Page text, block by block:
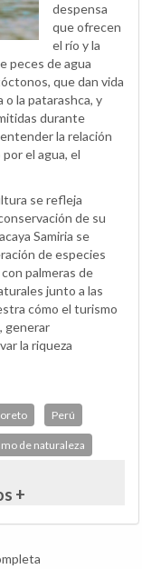
despensa
que ofrecen
el río y la
peces de agua
que dan vida
o la patarashca, y
durante
la relación
el agua, el
se refleja
de su
Samiria se
de especies
palmeras de
junto a las
cómo el turismo
generar
la riqueza
Perú
de naturaleza
+